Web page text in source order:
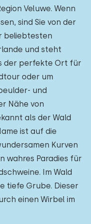
Veluwe. Wenn
sind Sie von der
beliebtesten
und steht
der perfekte Ort für
oder um
und
Nähe von
als der Wald
ist auf die
Kurven
wahres Paradies für
Im Wald
tiefe Grube. Dieser
einen Wirbel im